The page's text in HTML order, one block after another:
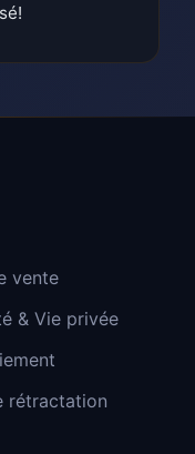
vente
& Vie privée
rétractation